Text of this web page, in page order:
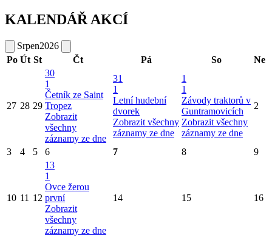
KALENDÁŘ AKCÍ
Srpen2026
Po Út St Čt Pá So Ne
27 28 29
30
1
Četník ze Saint
Tropez
Zobrazit
všechny
záznamy ze dne
31
1
Letní hudební
dvorek
Zobrazit všechny
záznamy ze dne
1
1
Závody traktorů v
Guntramovicích
Zobrazit všechny
záznamy ze dne
2
3 4 5 6 7 8 9
10 11 12
13
1
Ovce žerou
první
Zobrazit
všechny
záznamy ze dne
14 15 16